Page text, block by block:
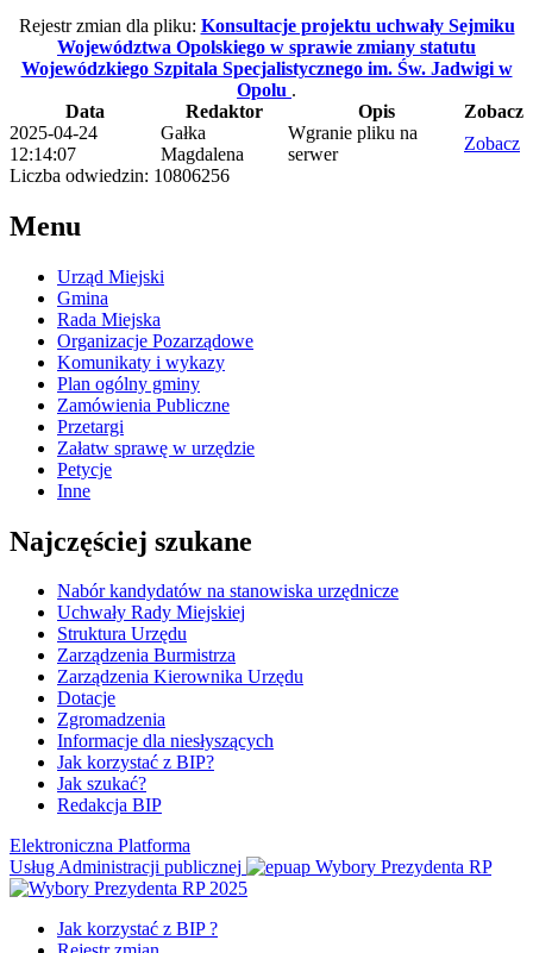
Rejestr zmian dla pliku: Konsultacje projektu uchwały Sejmiku
Województwa Opolskiego w sprawie zmiany statutu
Wojewódzkiego Szpitala Specjalistycznego im. Św. Jadwigi w
Opolu .
Data
Redaktor Opis
Zobacz
2025-04-24
12:14:07
Gałka
Magdalena
Wgranie pliku na
serwer
Zobacz
Liczba odwiedzin: 10806256
Menu
Urząd Miejski
Gmina
Rada Miejska
Organizacje Pozarządowe
Komunikaty i wykazy
Plan ogólny gminy
Zamówienia Publiczne
Przetargi
Załatw sprawę w urzędzie
Petycje
Inne
Najczęściej szukane
Nabór kandydatów na stanowiska urzędnicze
Uchwały Rady Miejskiej
Struktura Urzędu
Zarządzenia Burmistrza
Zarządzenia Kierownika Urzędu
Dotacje
Zgromadzenia
Informacje dla niesłyszących
Jak korzystać z BIP?
Jak szukać?
Redakcja BIP
Elektroniczna Platforma
Usług Administracji publicznej
Wybory Prezydenta RP
Jak korzystać z BIP ?